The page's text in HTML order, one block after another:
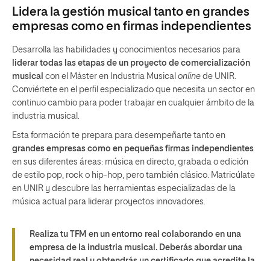
Lidera la gestión musical tanto en grandes
empresas como en firmas independientes
Desarrolla las habilidades y conocimientos necesarios para
liderar todas las etapas de un proyecto de comercialización
musical con el Máster en Industria Musical online de UNIR.
Conviértete en el perfil especializado que necesita un sector en
continuo cambio para poder trabajar en cualquier ámbito de la
industria musical.
Esta formación te prepara para desempeñarte tanto en
grandes empresas como en pequeñas firmas independientes
en sus diferentes áreas: música en directo, grabada o edición
de estilo pop, rock o hip-hop, pero también clásico. Matricúlate
en UNIR y descubre las herramientas especializadas de la
música actual para liderar proyectos innovadores.
Realiza tu TFM en un entorno real colaborando en una
empresa de la industria musical. Deberás abordar una